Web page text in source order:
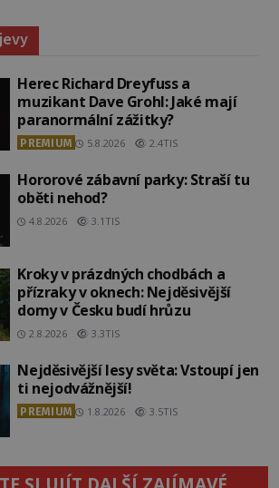
Herec Richard Dreyfuss a
muzikant Dave Grohl: Jaké mají
paranormální zážitky?
PREMIUM 5.8.2026 2.4TIS
Hororové zábavní parky: Straší tu
oběti nehod?
4.8.2026 3.1TIS
Kroky v prázdných chodbách a
přízraky v oknech: Nejděsivější
domy v Česku budí hrůzu
2.8.2026 3.3TIS
Nejděsivější lesy světa: Vstoupí jen
ti nejodvážnější!
PREMIUM 1.8.2026 3.5TIS